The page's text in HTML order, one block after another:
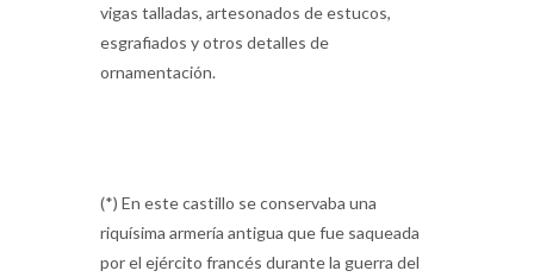
esgrafiados y otros detalles de
ornamentación.
riquísima armería antigua que fue saqueada
por el ejército francés durante la guerra del
siglo XVIII. Hasta el año 1783 perduró esta